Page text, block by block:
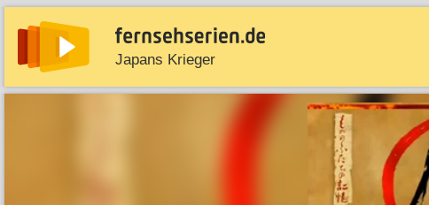
Japans Krieger
News Entdecken Streaming